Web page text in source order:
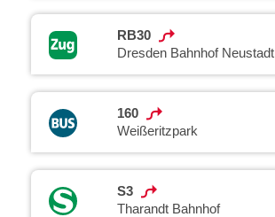
RB30
Dresden Bahnhof Neustadt
160
Weißeritzpark
S3
Tharandt Bahnhof